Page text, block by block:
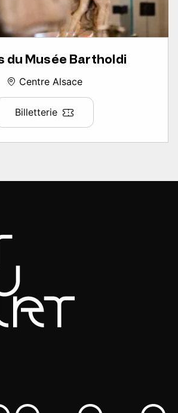
du Musée Bartholdi
Centre Alsace
Billetterie